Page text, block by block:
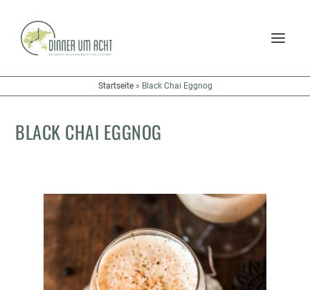
Startseite» Black Chai Eggnog
BLACK CHAI EGGNOG